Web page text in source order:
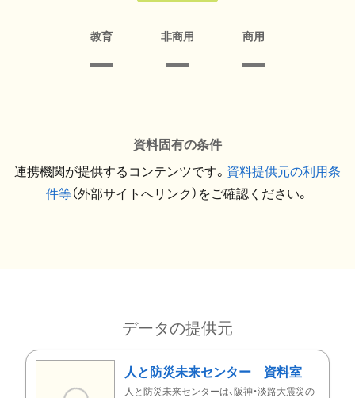
教育 非商用 商用
資料固有の条件
連携機関が提供するコンテンツです。 資料提供元の利用条
件等（外部サイトへリンク）をご確認ください。
データの提供元
人と防災未来センター 資料室
人と防災未来センターは、阪神・淡路大震災の